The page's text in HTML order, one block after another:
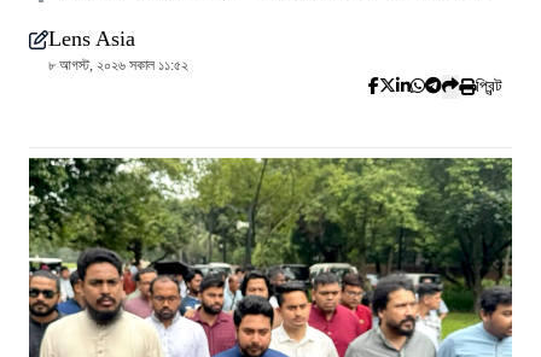
Lens Asia
৮ আগস্ট, ২০২৬ সকাল ১১:৫২
প্রিন্ট